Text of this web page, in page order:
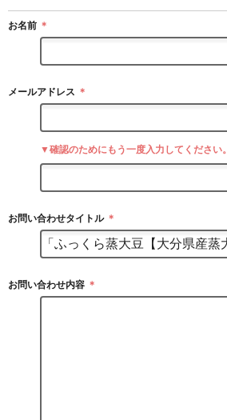
お名前 ＊
メールアドレス ＊
▼確認のためにもう一度入力してください。
お問い合わせタイトル ＊
お問い合わせ内容 ＊